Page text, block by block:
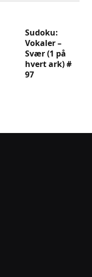
Sudoku:
Vokaler –
Svær (1 på
hvert ark) #
97